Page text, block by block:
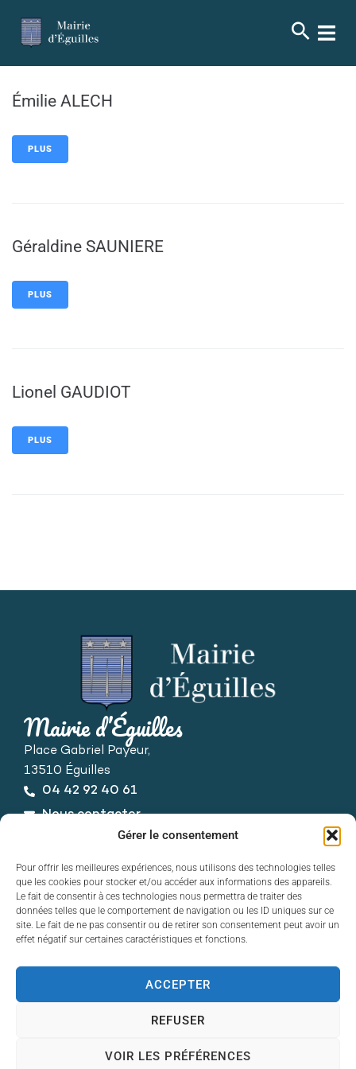
Gérer le consentement
Pour offrir les meilleures expériences, nous utilisons des technologies telles
que les cookies pour stocker et/ou accéder aux informations des appareils.
Le fait de consentir à ces technologies nous permettra de traiter des
données telles que le comportement de navigation ou les ID uniques sur ce
site. Le fait de ne pas consentir ou de retirer son consentement peut avoir un
effet négatif sur certaines caractéristiques et fonctions.
ACCEPTER
REFUSER
VOIR LES PRÉFÉRENCES
principal
Émilie ALECH
PLUS
Géraldine SAUNIERE
PLUS
Lionel GAUDIOT
PLUS
Mairie d’Éguilles
Place Gabriel Payeur,
13510 Éguilles
04 42 92 40 61
Nous contacter
Horaires d’ouverture
de 8h30 à 12h30 et de 13h30 à 17h30
Contact
Accessibilité
Plan du site